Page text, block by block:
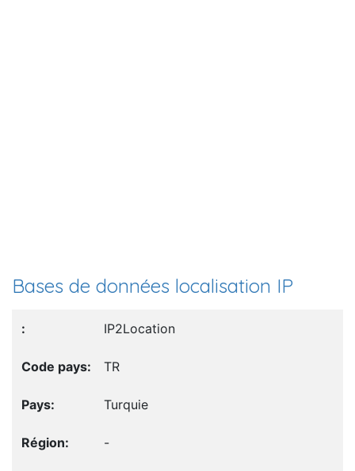
Bases de données localisation IP
IP2Location
TR
Turquie
-